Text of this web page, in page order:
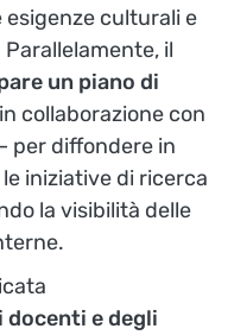
culturali e
il
un piano di
collaborazione con
per diffondere in
iniziative di ricerca
la visibilità delle
e degli